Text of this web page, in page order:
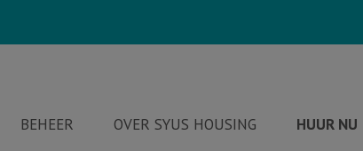
BEHEER OVER SYUS HOUSING HUUR NU